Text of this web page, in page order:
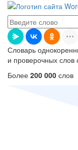
Словарь
и проверочных слов
Более 200 000 слов